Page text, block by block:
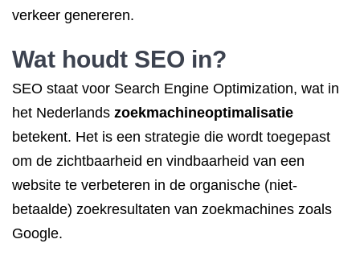
verkeer genereren.
Wat houdt SEO in?
SEO staat voor Search Engine Optimization, wat in
het Nederlands zoekmachineoptimalisatie
betekent. Het is een strategie die wordt toegepast
om de zichtbaarheid en vindbaarheid van een
website te verbeteren in de organische (niet-
betaalde) zoekresultaten van zoekmachines zoals
Google.